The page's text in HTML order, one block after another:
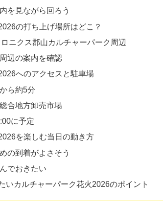
を見ながら回ろう
の打ち上げ場所はどこ？
ニクス郡山カルチャーパーク周辺
辺の案内を確認
へのアクセスと駐車場
ら約5分
合地方卸売市場
に予定
を楽しむ当日の動き方
の到着がよさそう
でおきたい
いカルチャーパーク花火2026のポイント